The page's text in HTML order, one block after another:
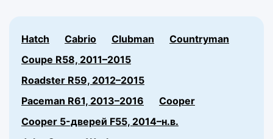
Hatch Cabrio Clubman
Countryman
Coupe R58, 2011–2015
Roadster R59, 2012–2015
Paceman R61, 2013–2016
Cooper
Cooper 5-дверей F55, 2014–н.в.